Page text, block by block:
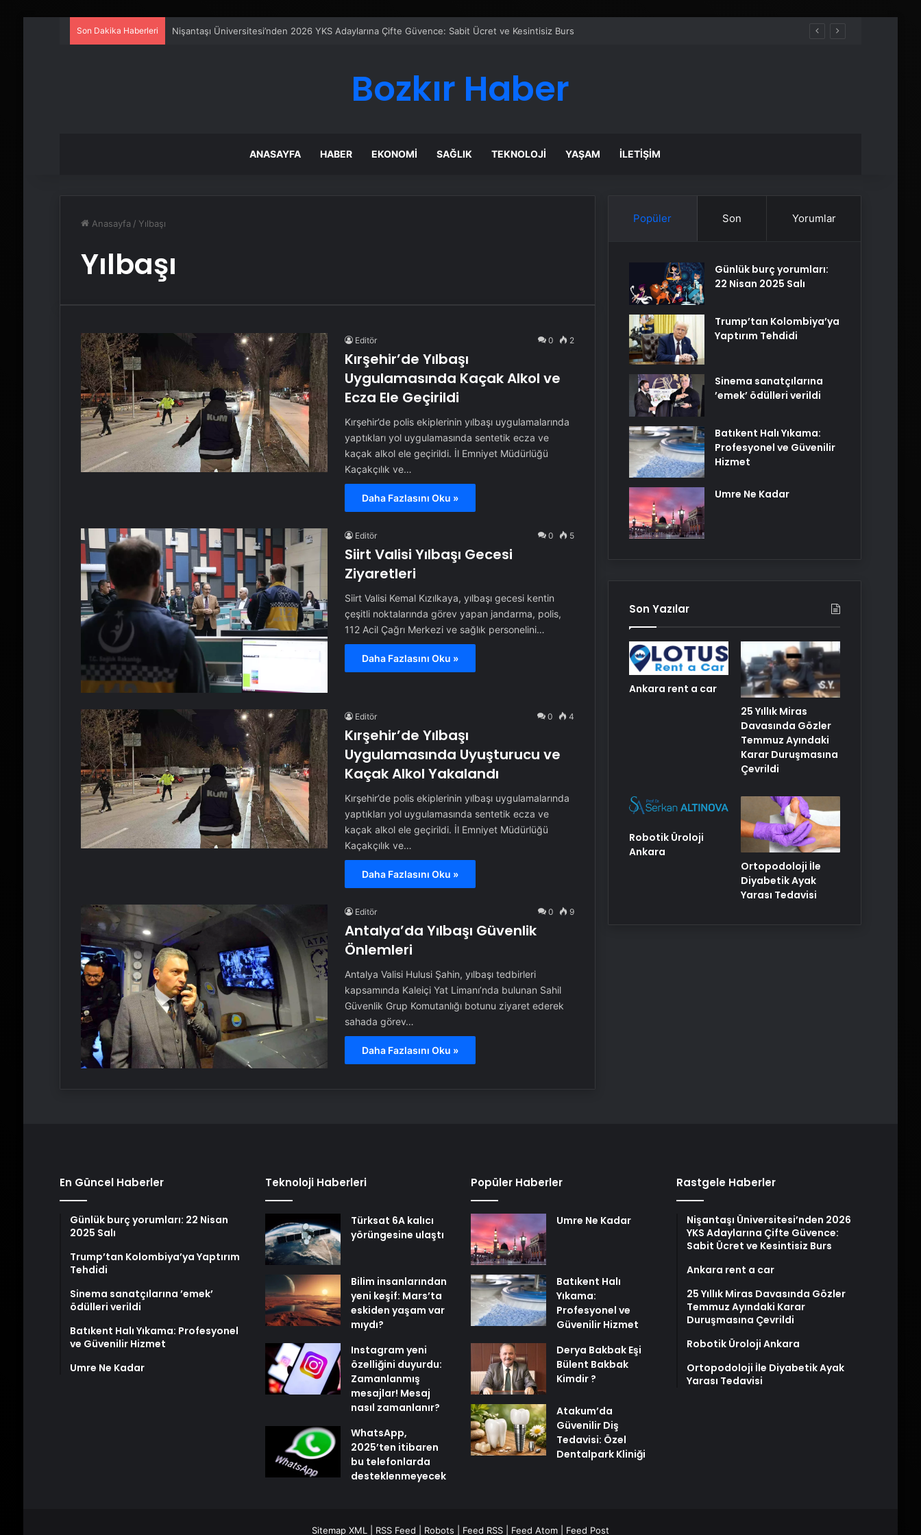
Son Dakika Haberleri Nişantaşı Üniversitesi’nden 2026 YKS Adaylarına Çifte Güvence: Sabit Ücret ve Kesintisiz Burs
Bozkır Haber
ANASAYFA HABER EKONOMI SAĞLIK TEKNOLOJI YAŞAM İLETIŞIM
Anasayfa / Yılbaşı
Yılbaşı
Editör 0 2
Kırşehir’de Yılbaşı
Uygulamasında Kaçak Alkol ve
Ecza Ele Geçirildi
Kırşehir’de polis ekiplerinin yılbaşı uygulamalarında
yaptıkları yol uygulamasında sentetik ecza ve
kaçak alkol ele geçirildi. İl Emniyet Müdürlüğü
Kaçakçılık ve…
Daha Fazlasını Oku »
Editör 0 5
Siirt Valisi Yılbaşı Gecesi
Ziyaretleri
Siirt Valisi Kemal Kızılkaya, yılbaşı gecesi kentin
çeşitli noktalarında görev yapan jandarma, polis,
112 Acil Çağrı Merkezi ve sağlık personelini…
Daha Fazlasını Oku »
Editör 0 4
Kırşehir’de Yılbaşı
Uygulamasında Uyuşturucu ve
Kaçak Alkol Yakalandı
Kırşehir’de polis ekiplerinin yılbaşı uygulamalarında
yaptıkları yol uygulamasında sentetik ecza ve
kaçak alkol ele geçirildi. İl Emniyet Müdürlüğü
Kaçakçılık ve…
Daha Fazlasını Oku »
Editör 0 9
Antalya’da Yılbaşı Güvenlik
Önlemleri
Antalya Valisi Hulusi Şahin, yılbaşı tedbirleri
kapsamında Kaleiçi Yat Limanı’nda bulunan Sahil
Güvenlik Grup Komutanlığı botunu ziyaret ederek
sahada görev…
Daha Fazlasını Oku »
Popüler Son Yorumlar
Günlük burç yorumları:
22 Nisan 2025 Salı
Trump’tan Kolombiya’ya
Yaptırım Tehdidi
Sinema sanatçılarına
’emek’ ödülleri verildi
Batıkent Halı Yıkama:
Profesyonel ve Güvenilir
Hizmet
Umre Ne Kadar
Son Yazılar
Ankara rent a car
25 Yıllık Miras
Davasında Gözler
Temmuz Ayındaki
Karar Duruşmasına
Çevrildi
Robotik Üroloji
Ankara
Ortopodoloji İle
Diyabetik Ayak
Yarası Tedavisi
En Güncel Haberler
Günlük burç yorumları: 22 Nisan
2025 Salı
Trump’tan Kolombiya’ya Yaptırım
Tehdidi
Sinema sanatçılarına ’emek’
ödülleri verildi
Batıkent Halı Yıkama: Profesyonel
ve Güvenilir Hizmet
Umre Ne Kadar
Teknoloji Haberleri
Türksat 6A kalıcı
yörüngesine ulaştı
Bilim insanlarından
yeni keşif: Mars’ta
eskiden yaşam var
mıydı?
Instagram yeni
özelliğini duyurdu:
Zamanlanmış
mesajlar! Mesaj
nasıl zamanlanır?
WhatsApp,
2025’ten itibaren
bu telefonlarda
desteklenmeyecek
Popüler Haberler
Umre Ne Kadar
Batıkent Halı
Yıkama:
Profesyonel ve
Güvenilir Hizmet
Derya Bakbak Eşi
Bülent Bakbak
Kimdir ?
Atakum’da
Güvenilir Diş
Tedavisi: Özel
Dentalpark Kliniği
Rastgele Haberler
Nişantaşı Üniversitesi’nden 2026
YKS Adaylarına Çifte Güvence:
Sabit Ücret ve Kesintisiz Burs
Ankara rent a car
25 Yıllık Miras Davasında Gözler
Temmuz Ayındaki Karar
Duruşmasına Çevrildi
Robotik Üroloji Ankara
Ortopodoloji İle Diyabetik Ayak
Yarası Tedavisi
Sitemap XML| RSS Feed Robots Feed RSS| Feed Atom| Feed Post